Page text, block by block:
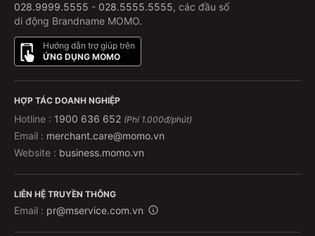
028.9999.5555 - 028.5555.5555, các đầu số
di động Brandname MOMO.
Hướng dẫn trợ giúp trên
ỨNG DỤNG MOMO
HỢP TÁC DOANH NGHIỆP
Hotline : 1900 636 652 (Phí 1.000đ/phút)
Email : merchant.care@momo.vn
Website : business.momo.vn
LIÊN HỆ TRUYỀN THÔNG
Email : pr@mservice.com.vn